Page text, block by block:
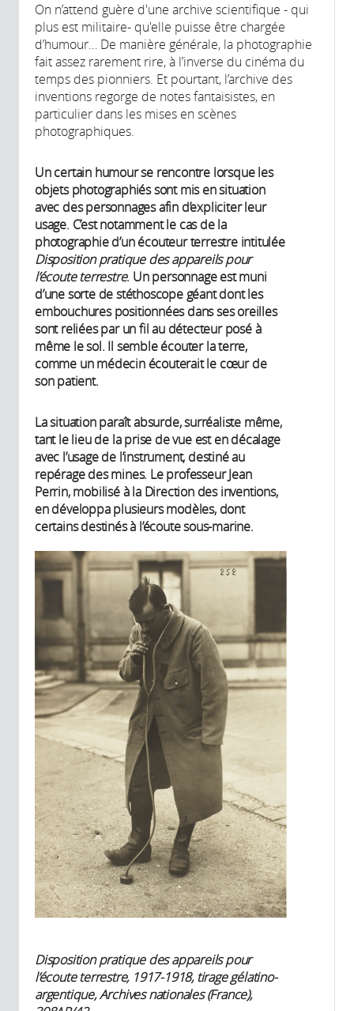
On n’attend guère d'une archive scientifique - qui
plus est militaire- qu'elle puisse être chargée
d’humour… De manière générale, la photographie
fait assez rarement rire, à l’inverse du cinéma du
temps des pionniers. Et pourtant, l’archive des
inventions regorge de notes fantaisistes, en
particulier dans les mises en scènes
photographiques.
Un certain humour se rencontre lorsque les
objets photographiés sont mis en situation
avec des personnages afin d’expliciter leur
usage. C’est notamment le cas de la
photographie d’un écouteur terrestre intitulée
Disposition pratique des appareils pour
l’écoute terrestre. Un personnage est muni
d’une sorte de stéthoscope géant dont les
embouchures positionnées dans ses oreilles
sont reliées par un fil au détecteur posé à
même le sol. Il semble écouter la terre,
comme un médecin écouterait le cœur de
son patient.
La situation paraît absurde, surréaliste même,
tant le lieu de la prise de vue est en décalage
avec l’usage de l’instrument, destiné au
repérage des mines. Le professeur Jean
Perrin, mobilisé à la Direction des inventions,
en développa plusieurs modèles, dont
certains destinés à l’écoute sous-marine.
Disposition pratique des appareils pour
l’écoute terrestre, 1917-1918, tirage gélatino-
argentique, Archives nationales (France),